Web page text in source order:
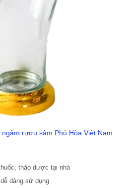
rượu sâm Phú Hòa Việt Nam
thảo dược tại nhà
dàng sử dụng